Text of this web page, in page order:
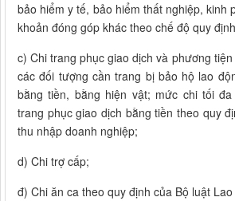
bảo hiểm y tế, bảo hiểm thất nghiệp, kinh
khoản đóng góp khác theo chế độ quy
c) Chi trang phục giao dịch và phương
các đối tượng cần trang bị bảo hộ lao
bằng tiền, bằng hiện vật; mức chi tối
trang phục giao dịch bằng tiền theo quy
thu nhập doanh nghiệp;
d) Chi trợ cấp;
đ) Chi ăn ca theo quy định của Bộ luật